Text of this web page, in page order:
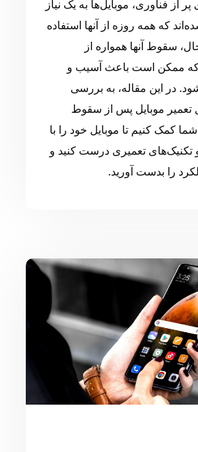
از فناوری، موبایل‌ها به یک نیاز
که همه روزه از آنها استفاده
سقوط آنها همواره از
ممکن است باعث آسیب و
در این مقاله، به بررسی
تعمیر موبایل پس از سقوط
کمک کنیم تا موبایل خود را با
تکنیک‌های تعمیری درست کنید و
را بدست آورید.